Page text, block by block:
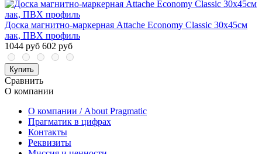
Доска магнитно-маркерная Attache Economy Classic 30х45см
лак, ПВХ профиль
1044 руб 602 руб
Купить
Сравнить
О компании
О компании / About Pragmatic
Прагматик в цифрах
Контакты
Реквизиты